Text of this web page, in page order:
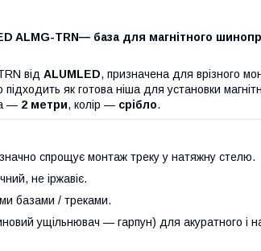
ALMG-TRN— база для магнітного
від ALUMLED, призначена для врізного
як готова нішa для установки
— 2 метри, колір — срібло.
спрощує монтаж треку у натяжну стелю.
не іржавіє.
базами / треками.
ущільнювач — гарпун) для акуратного і